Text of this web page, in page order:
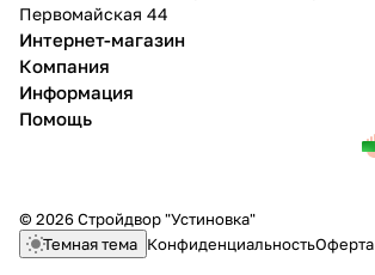
Первомайская 44
Интернет-магазин
Компания
Информация
Помощь
© 2026 Стройдвор "Устиновка"
Темная тема КонфиденциальностьОферта